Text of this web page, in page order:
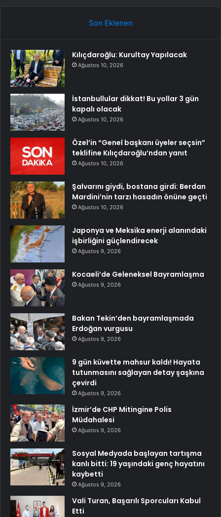
Son Eklenen
Kılıçdaroğlu: Kurultay Yapılacak
Ağustos 10, 2026
İstanbullular dikkat! Bu yollar 3 gün
kapalı olacak
Ağustos 10, 2026
Özel’in “Genel başkanı üyeler seçsin”
teklifine Kılıçdaroğlu’ndan yanıt
Ağustos 10, 2026
Şalvarını giydi, bostana girdi: Berdan
Mardini’nin tarzı hasadın önüne geçti
Ağustos 10, 2026
Japonya ve Meksika enerji alanındaki
işbirliğini güçlendirecek
Ağustos 9, 2026
Kocaeli’de Geleneksel Bayramlaşma
Ağustos 9, 2026
Bakan Tekin’den bayramlaşmada
Erdoğan vurgusu
Ağustos 9, 2026
9 gün küvette mahsur kaldı! Hayata
tutunmasını sağlayan detay şaşkına
çevirdi
Ağustos 9, 2026
İzmir’de CHP Mitingine Polis
Müdahalesi
Ağustos 9, 2026
Sosyal Medyada başlayan tartışma
kanlı bitti: 19 yaşındaki genç hayatını
kaybetti
Ağustos 9, 2026
Vali Turan, Başarılı Sporcuları Kabul
Etti